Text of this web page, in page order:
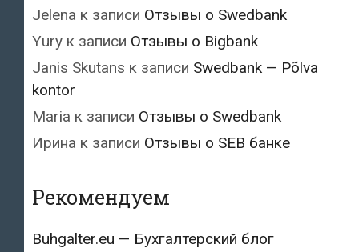
Jelena к записи Отзывы о Swedbank
Yury к записи Отзывы о Bigbank
Janis Skutans к записи Swedbank — Põlva
kontor
Maria к записи Отзывы о Swedbank
Ирина к записи Отзывы о SEB банке
Рекомендуем
Buhgalter.eu — Бухгалтерский блог